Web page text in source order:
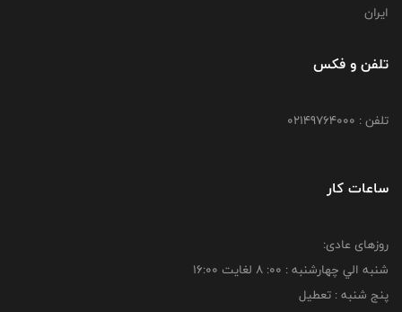
ایران
تلفن و فکس
تلفن : 02149764000
ساعات کار
روزهای عادی:
شنبه الي چهارشنبه : 00: 8 لغايت 16:00
پنج شنبه : تعطیل